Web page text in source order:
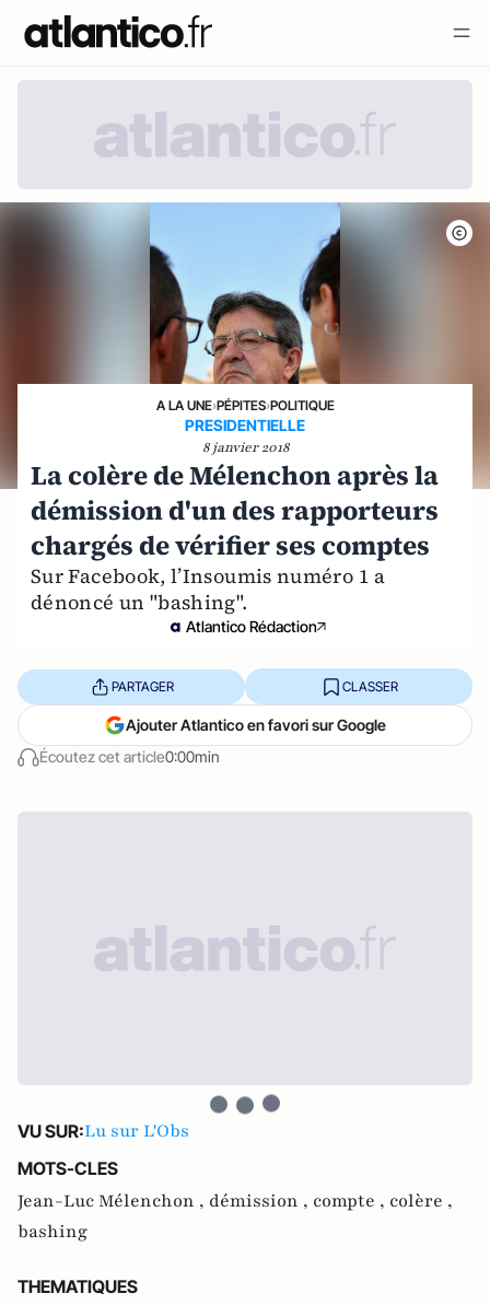
A LA UNE›PÉPITES›POLITIQUE
PRESIDENTIELLE
8 janvier 2018
La colère de Mélenchon après la
démission d'un des rapporteurs
chargés de vérifier ses comptes
Sur Facebook, l’Insoumis numéro 1 a
dénoncé un "bashing".
Atlantico Rédaction
Écoutez cet article0:00min
PARTAGER CLASSER
Ajouter Atlantico en favori sur Google
VU SUR:Lu sur L'Obs
MOTS-CLES
Jean-Luc Mélenchon , démission , compte , colère ,
bashing
THEMATIQUES